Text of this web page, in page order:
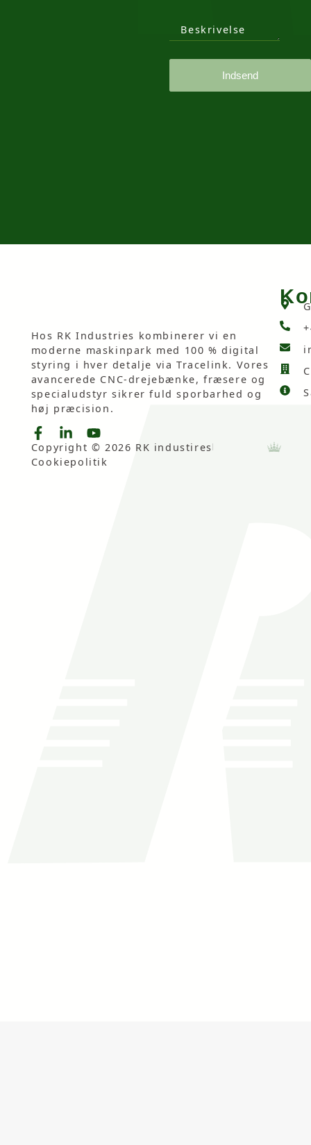
Beskrivelse
Indsend
Hos RK Industries kombinerer vi en
moderne maskinpark med 100 % digital
styring i hver detalje via Tracelink. Vores
avancerede CNC-drejebænke, fræsere og
specialudstyr sikrer fuld sporbarhed og
høj præcision.
Copyright © 2026 RK industires
Cookiepolitik